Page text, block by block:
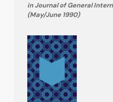
in Journal of General
(May/June 1990)